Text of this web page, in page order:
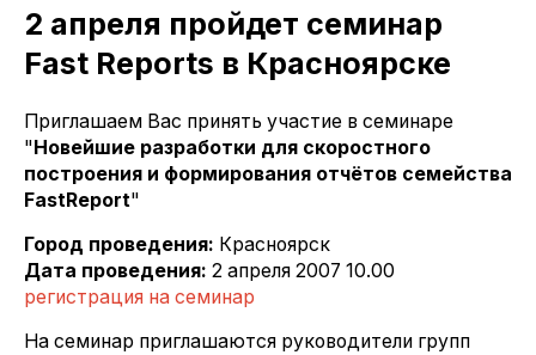
2 апреля пройдет семинар
Fast Reports в Красноярске
Приглашаем Вас принять участие в семинаре
"Новейшие разработки для скоростного
построения и формирования отчётов семейства
FastReport"
Город проведения: Красноярск
Дата проведения: 2 апреля 2007 10.00
регистрация на семинар
На семинар приглашаются руководители групп